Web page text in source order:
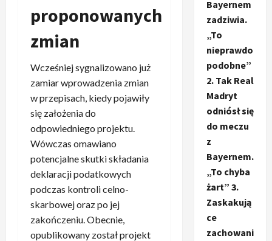
proponowanych
zmian
Wcześniej sygnalizowano już
zamiar wprowadzenia zmian
w przepisach, kiedy pojawiły
się założenia do
odpowiedniego projektu.
Wówczas omawiano
potencjalne skutki składania
deklaracji podatkowych
podczas kontroli celno-
skarbowej oraz po jej
zakończeniu. Obecnie,
opublikowany został projekt
Bayernem
zadziwia.
„To
nieprawdo
podobne”
2. Tak Real
Madryt
odniósł się
do meczu
z
Bayernem.
„To chyba
żart” 3.
Zaskakują
ce
zachowani